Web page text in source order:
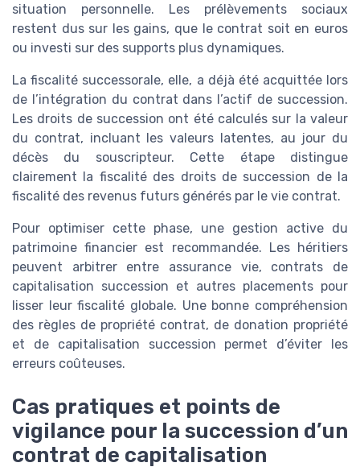
situation personnelle. Les prélèvements sociaux
restent dus sur les gains, que le contrat soit en euros
ou investi sur des supports plus dynamiques.
La fiscalité successorale, elle, a déjà été acquittée lors
de l’intégration du contrat dans l’actif de succession.
Les droits de succession ont été calculés sur la valeur
du contrat, incluant les valeurs latentes, au jour du
décès du souscripteur. Cette étape distingue
clairement la fiscalité des droits de succession de la
fiscalité des revenus futurs générés par le vie contrat.
Pour optimiser cette phase, une gestion active du
patrimoine financier est recommandée. Les héritiers
peuvent arbitrer entre assurance vie, contrats de
capitalisation succession et autres placements pour
lisser leur fiscalité globale. Une bonne compréhension
des règles de propriété contrat, de donation propriété
et de capitalisation succession permet d’éviter les
erreurs coûteuses.
Cas pratiques et points de
vigilance pour la succession d’un
contrat de capitalisation